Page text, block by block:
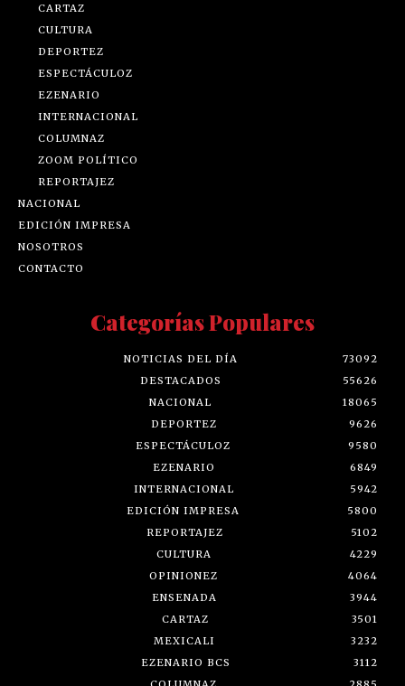
CARTAZ
CULTURA
DEPORTEZ
ESPECTÁCULOZ
EZENARIO
INTERNACIONAL
COLUMNAZ
ZOOM POLÍTICO
REPORTAJEZ
NACIONAL
EDICIÓN IMPRESA
NOSOTROS
CONTACTO
Categorías Populares
NOTICIAS DEL DÍA
73092
DESTACADOS
55626
NACIONAL
18065
DEPORTEZ
9626
ESPECTÁCULOZ
9580
EZENARIO
6849
INTERNACIONAL
5942
EDICIÓN IMPRESA
5800
REPORTAJEZ
5102
CULTURA
4229
OPINIONEZ
4064
ENSENADA
3944
CARTAZ
3501
MEXICALI
3232
EZENARIO BCS
3112